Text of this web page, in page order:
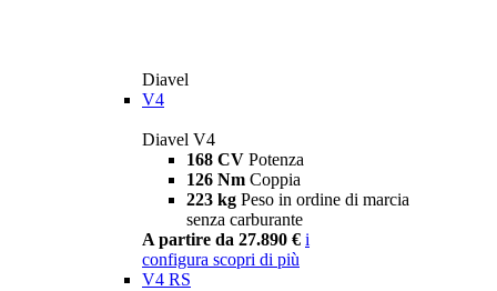
Diavel
V4
Diavel V4
168 CV Potenza
126 Nm Coppia
223 kg Peso in ordine di marcia
senza carburante
A partire da 27.890 € i
configura scopri di più
V4 RS